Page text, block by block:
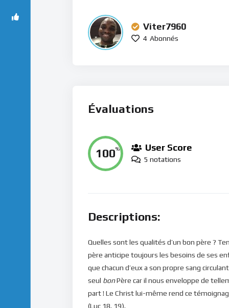
Viter7960
4 Abonnés
Évaluations
100% User Score
5 notations
Descriptions:
Quelles sont les qualités d’un bon père ?
père anticipe toujours les besoins de ses
que chacun d’eux a son propre sang
seul bonPère car il nous enveloppe de
part ! Le Christ lui-même rend ce
(Luc 18. 19).